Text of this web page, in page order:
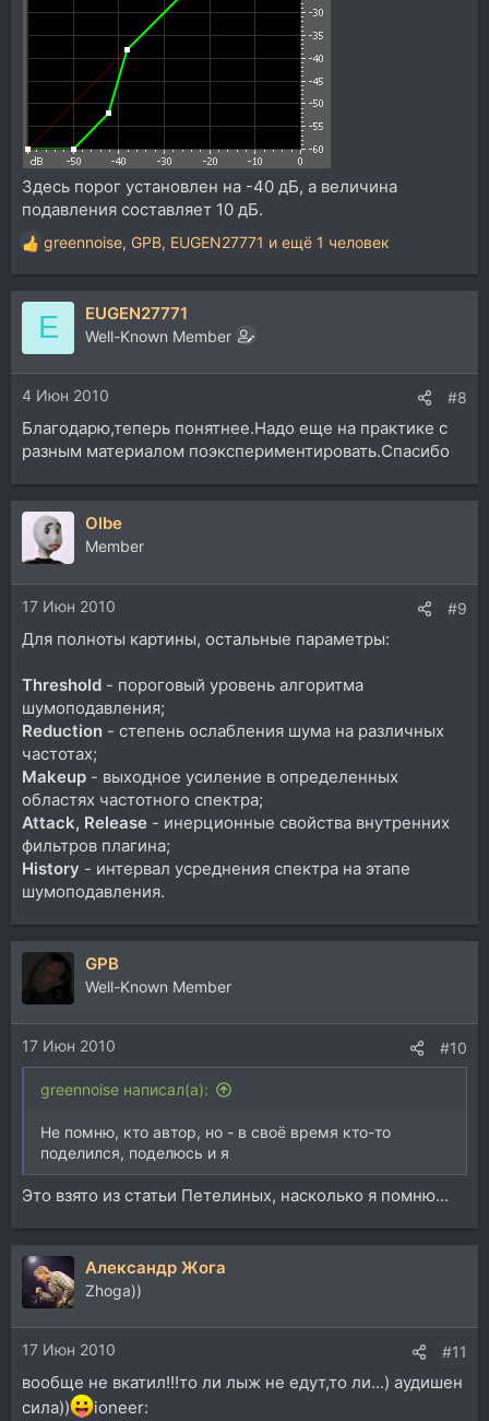
Здесь порог установлен на -40 дБ, а величина
подавления составляет 10 дБ.
Р
е
а
и
и
:
greennoise, GPB, EUGEN27771 и ещё 1 человек
E EUGEN27771
Well-Known Member
4 Июн 2010 #8
Благодарю,теперь понятнее.Надо еще на практике с
разным материалом поэкспериментировать.Спасибо
Olbe
Member
17 Июн 2010 #9
Для полноты картины, остальные параметры:
Threshold - пороговый уровень алгоритма
шумоподавления;
Reduction - степень ослабления шума на различных
частотах;
Makeup - выходное усиление в определенных
областях частотного спектра;
Attack, Release - инерционные свойства внутренних
фильтров плагина;
History - интервал усреднения спектра на этапе
шумоподавления.
GPB
Well-Known Member
17 Июн 2010 #10
greennoise написал(а):
Не помню, кто автор, но - в своё время кто-то
поделился, поделюсь и я
Это взято из статьи Петелиных, насколько я помню...
Александр Жога
Zhoga))
17 Июн 2010 #11
вообще не вкатил!!!то ли лыж не едут,то ли...) аудишен
сила))
ioneer: